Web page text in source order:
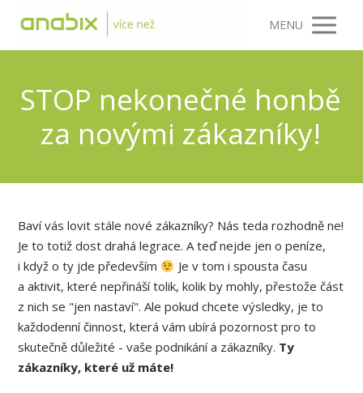
MENU
STOP nekonečné honbě
za novými zákazníky!
Baví vás lovit stále nové zákazníky? Nás teda rozhodně ne!
Je to totiž dost drahá legrace. A teď nejde jen o peníze,
i když o ty jde především
Je v tom i spousta času
a aktivit, které nepřináší tolik, kolik by mohly, přestože část
z nich se "jen nastaví". Ale pokud chcete výsledky, je to
každodenní činnost, která vám ubírá pozornost pro to
skutečně důležité - vaše podnikání a zákazníky. Ty
zákazníky, které už máte!